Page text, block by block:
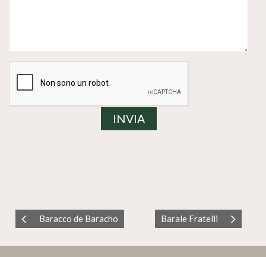
Baracco de Baracho Barale Fratelli